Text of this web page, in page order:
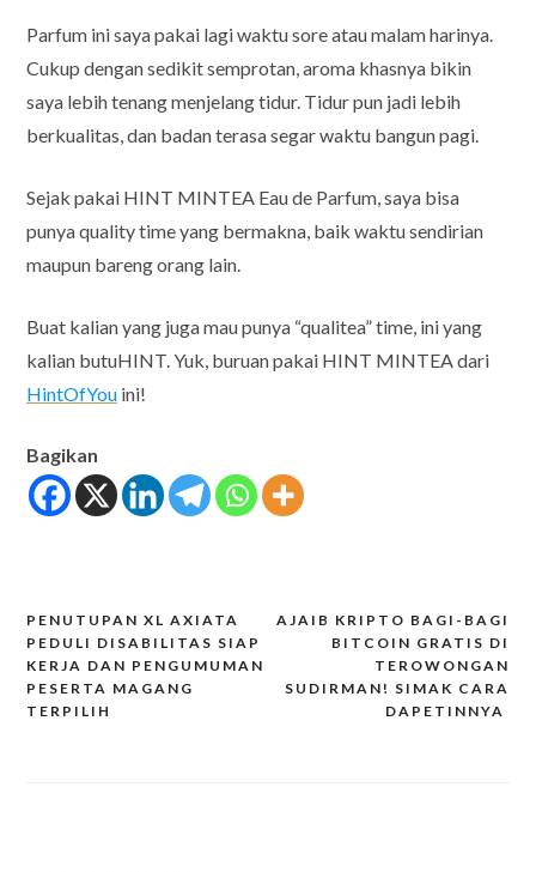
Parfum ini saya pakai lagi waktu sore atau malam harinya.
Cukup dengan sedikit semprotan, aroma khasnya bikin
saya lebih tenang menjelang tidur. Tidur pun jadi lebih
berkualitas, dan badan terasa segar waktu bangun pagi.
Sejak pakai HINT MINTEA Eau de Parfum, saya bisa
punya quality time yang bermakna, baik waktu sendirian
maupun bareng orang lain.
Buat kalian yang juga mau punya “qualitea” time, ini yang
kalian butuHINT. Yuk, buruan pakai HINT MINTEA dari
HintOfYouini!
Bagikan
Post
navigation
AJAIB KRIPTO BAGI-BAGI
BITCOIN GRATIS DI
TEROWONGAN
SUDIRMAN! SIMAK CARA
DAPETINNYA
PENUTUPAN XL AXIATA
PEDULI DISABILITAS SIAP
KERJA DAN PENGUMUMAN
PESERTA MAGANG
TERPILIH